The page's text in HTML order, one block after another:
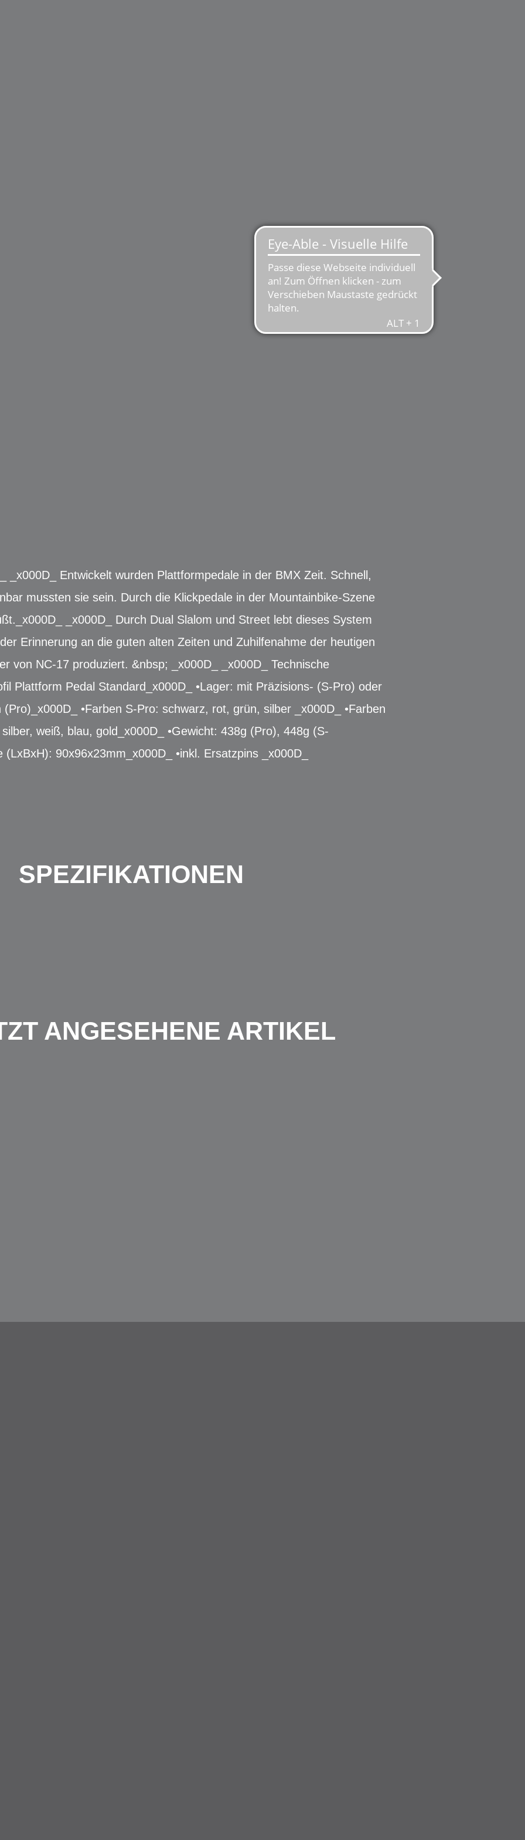
_x000D_ Entwickelt wurden Plattformpedale in der BMX Zeit. Schnell,
mussten sie sein. Durch die Klickpedale in der Mountainbike-Szene
_x000D_ Durch Dual Slalom und Street lebt dieses System
Erinnerung an die guten alten Zeiten und Zuhilfenahme der heutigen
von NC-17 produziert. &nbsp; _x000D_ _x000D_ Technische
Plattform Pedal Standard_x000D_ •Lager: mit Präzisions- (S-Pro) oder
•Farben S-Pro: schwarz, rot, grün, silber _x000D_ •Farben
weiß, blau, gold_x000D_ •Gewicht: 438g (Pro), 448g (S-
(LxBxH): 90x96x23mm_x000D_ •inkl. Ersatzpins _x000D_
SPEZIFIKATIONEN
ANGESEHENE ARTIKEL